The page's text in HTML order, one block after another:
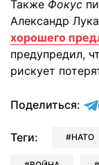
Также Фокус
Александр
хорошего
предупредил,
рискует
Поделиться:
Теги: НАТО